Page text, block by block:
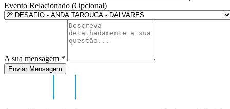
Evento Relacionado (Opcional)
A sua mensagem *
Enviar Mensagem